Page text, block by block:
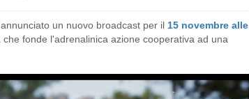
un nuovo broadcast per il 15 novembre alle
che fonde l'adrenalinica azione cooperativa ad una